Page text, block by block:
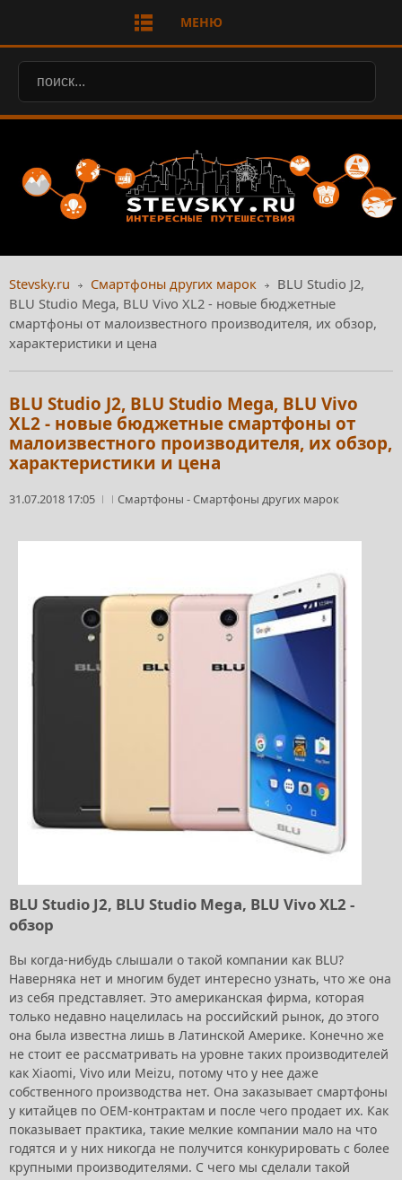
МЕНЮ
Stevsky.ru Смартфоны других марок
BLU Studio J2,
BLU Studio Mega, BLU Vivo XL2 - новые бюджетные
смартфоны от малоизвестного производителя, их обзор,
характеристики и цена
BLU Studio J2, BLU Studio Mega, BLU Vivo
XL2 - новые бюджетные смартфоны от
малоизвестного производителя, их обзор,
характеристики и цена
31.07.2018 17:05 Смартфоны -Смартфоны других марок
BLU Studio J2, BLU Studio Mega, BLU Vivo XL2 -
обзор
Вы когда-нибудь слышали о такой компании как BLU?
Наверняка нет и многим будет интересно узнать, что же она
из себя представляет. Это американская фирма, которая
только недавно нацелилась на российский рынок, до этого
она была известна лишь в Латинской Америке. Конечно же
не стоит ее рассматривать на уровне таких производителей
как Xiaomi, Vivo или Meizu, потому что у нее даже
собственного производства нет. Она заказывает смартфоны
у китайцев по OEM-контрактам и после чего продает их. Как
показывает практика, такие мелкие компании мало на что
годятся и у них никогда не получится конкурировать с более
крупными производителями. С чего мы сделали такой